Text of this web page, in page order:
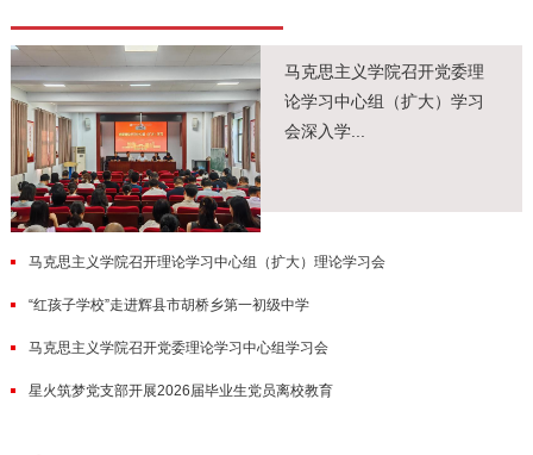
马克思主义学院召开党委理
论学习中心组（扩大）学习
会深入学...
马克思主义学院召开理论学习中心组（扩大）理论学习会
“红孩子学校”走进辉县市胡桥乡第一初级中学
马克思主义学院召开党委理论学习中心组学习会
星火筑梦党支部开展2026届毕业生党员离校教育